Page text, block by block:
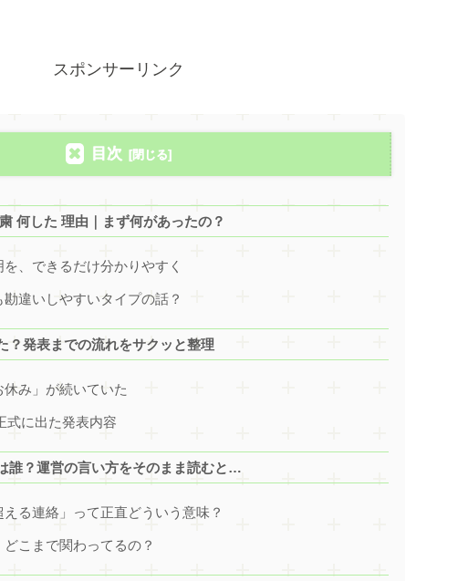
スポンサーリンク
目次
何した 理由｜まず何があったの？
、できるだけ分かりやすく
違いしやすいタイプの話？
？発表までの流れをサクッと整理
み」が続いていた
式に出た発表内容
誰？運営の言い方をそのまま読むと…
る連絡」って正直どういう意味？
こまで関わってるの？